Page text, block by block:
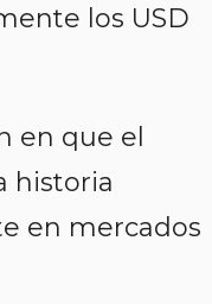
los USD
en que el
historia
en mercados